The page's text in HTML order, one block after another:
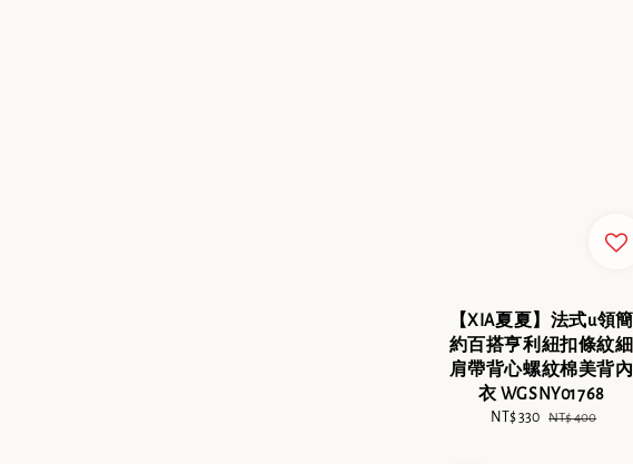
【XIA夏夏】法式u領簡
約百搭亨利紐扣條紋細
肩帶背心螺紋棉美背內
衣 WGSNY01768
Sale
NT$ 330 Regular
NT$ 400